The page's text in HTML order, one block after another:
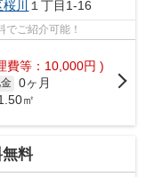
桜川 １丁目1-16
ご紹介可能！
費等：10,000円 )
0ヶ月
㎡
料